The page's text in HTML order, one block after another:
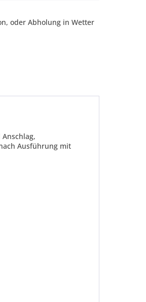
oder Abholung in Wetter
Ausführung mit